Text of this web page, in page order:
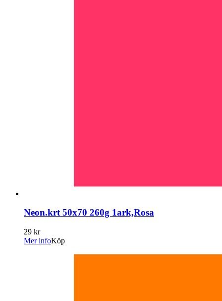
Neon.krt 50x70 260g 1ark,Rosa
29 kr
Mer infoKöp